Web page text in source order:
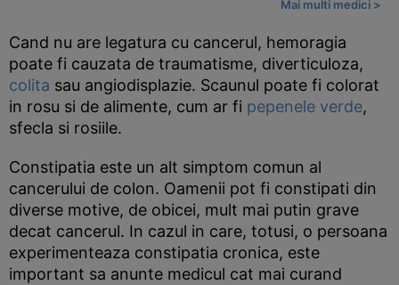
Mai multi medici >
Cand nu are legatura cu cancerul, hemoragia
poate fi cauzata de traumatisme, diverticuloza,
colita sau angiodisplazie. Scaunul poate fi colorat
in rosu si de alimente, cum ar fi pepenele verde,
sfecla si rosiile.
Constipatia este un alt simptom comun al
cancerului de colon. Oamenii pot fi constipati din
diverse motive, de obicei, mult mai putin grave
decat cancerul. In cazul in care, totusi, o persoana
experimenteaza constipatia cronica, este
important sa anunte medicul cat mai curand